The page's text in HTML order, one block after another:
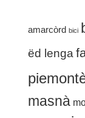
amarcòrd bici
ëd lenga
masnà